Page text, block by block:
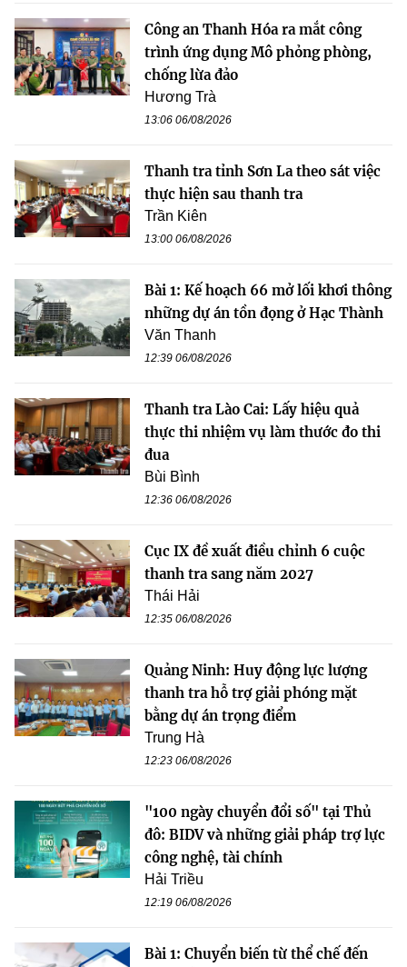
Công an Thanh Hóa ra mắt công
trình ứng dụng Mô phỏng phòng,
chống lừa đảo
Hương Trà
13:06 06/08/2026
Thanh tra tỉnh Sơn La theo sát việc
thực hiện sau thanh tra
Trần Kiên
13:00 06/08/2026
Bài 1: Kế hoạch 66 mở lối khơi thông
những dự án tồn đọng ở Hạc Thành
Văn Thanh
12:39 06/08/2026
Thanh tra Lào Cai: Lấy hiệu quả
thực thi nhiệm vụ làm thước đo thi
đua
Bùi Bình
12:36 06/08/2026
Cục IX đề xuất điều chỉnh 6 cuộc
thanh tra sang năm 2027
Thái Hải
12:35 06/08/2026
Quảng Ninh: Huy động lực lượng
thanh tra hỗ trợ giải phóng mặt
bằng dự án trọng điểm
Trung Hà
12:23 06/08/2026
"100 ngày chuyển đổi số" tại Thủ
đô: BIDV và những giải pháp trợ lực
công nghệ, tài chính
Hải Triều
12:19 06/08/2026
Bài 1: Chuyển biến từ thể chế đến